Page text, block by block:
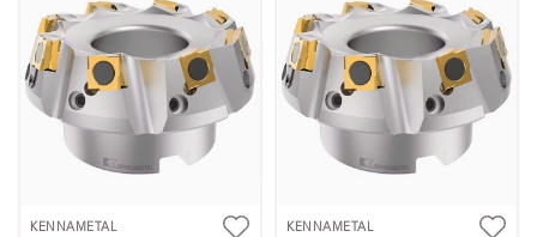
KENNAMETAL KENNAMETAL